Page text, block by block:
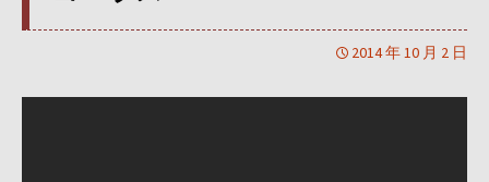
2014 年 10 月 2 日